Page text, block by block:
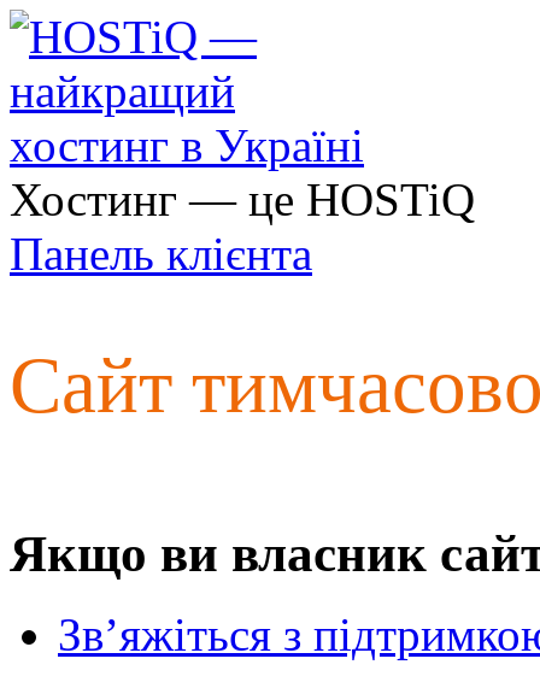
Хостинг — це HOSTiQ
Панель клієнта
Сайт
Якщо ви власник
Зв’яжіться з